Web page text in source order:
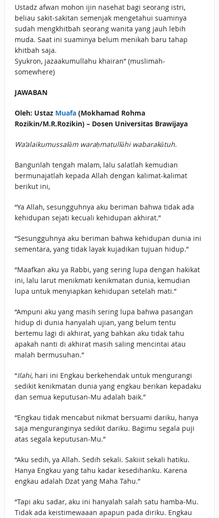
Ustadz afwan mohon ijin nasehat bagi seorang istri,
beliau sakit-sakitan semenjak mengetahui suaminya
sudah mengkhitbah seorang wanita yang jauh lebih
muda. Saat ini suaminya belum menikah baru tahap
khitbah saja.
Syukron, jazaakumullahu khairan” (muslimah-
somewhere)
JAWABAN
Oleh: Ustaz Muafa(Mokhamad Rohma
Rozikin/M.R.Rozikin) – Dosen Universitas Brawijaya
Wa’alaikumussalām waraḥmatullāhi wabarakātuh.
Bangunlah tengah malam, lalu salatlah kemudian
bermunajatlah kepada Allah dengan kalimat-kalimat
berikut ini,
“Ya Allah, sesungguhnya aku beriman bahwa tidak ada
kehidupan sejati kecuali kehidupan akhirat.”
“Sesungguhnya aku beriman bahwa kehidupan dunia ini
sementara, yang tidak layak kujadikan tujuan hidup.”
“Maafkan aku ya Rabbi, yang sering lupa dengan hakikat
ini, lalu larut menikmati kenikmatan dunia, kemudian
lupa untuk menyiapkan kehidupan setelah mati.”
“Ampuni aku yang masih sering lupa bahwa pasangan
hidup di dunia hanyalah ujian, yang belum tentu
bertemu lagi di akhirat, yang bahkan aku tidak tahu
apakah nanti di akhirat masih saling mencintai atau
malah bermusuhan.”
“Ilahi, hari ini Engkau berkehendak untuk mengurangi
sedikit kenikmatan dunia yang engkau berikan kepadaku
dan semua keputusan-Mu adalah baik.”
“Engkau tidak mencabut nikmat bersuami dariku, hanya
saja menguranginya sedikit dariku. Bagimu segala puji
atas segala keputusan-Mu.”
“Aku sedih, ya Allah. Sedih sekali. Sakiiit sekali hatiku.
Hanya Engkau yang tahu kadar kesedihanku. Karena
engkau adalah Dzat yang Maha Tahu.”
“Tapi aku sadar, aku ini hanyalah salah satu hamba-Mu.
Tidak ada keistimewaaan apapun pada diriku. Engkau